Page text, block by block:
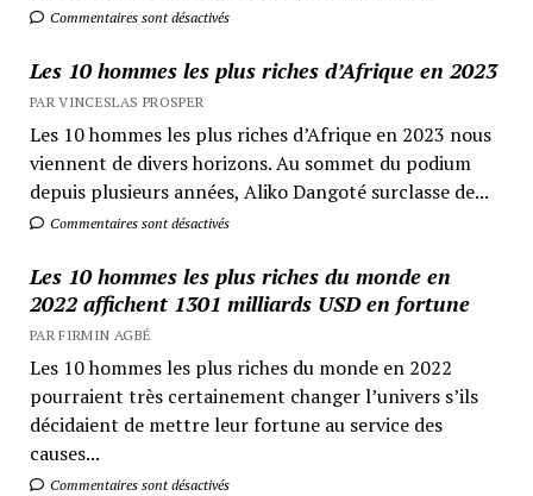
Commentaires sont désactivés
Les 10 hommes les plus riches d’Afrique en 2023
PAR VINCESLAS PROSPER
Les 10 hommes les plus riches d’Afrique en 2023 nous
viennent de divers horizons. Au sommet du podium
depuis plusieurs années, Aliko Dangoté surclasse de...
Commentaires sont désactivés
Les 10 hommes les plus riches du monde en
2022 affichent 1301 milliards USD en fortune
PAR FIRMIN AGBÉ
Les 10 hommes les plus riches du monde en 2022
pourraient très certainement changer l’univers s’ils
décidaient de mettre leur fortune au service des
causes...
Commentaires sont désactivés